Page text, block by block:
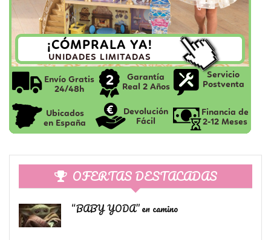
OFERTAS DESTACADAS
“BABY YODA” en camino